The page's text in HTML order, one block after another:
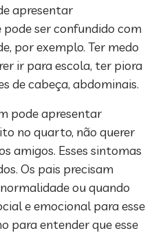
apresentar
ser confundido com
por exemplo. Ter medo
ir para escola, ter piora
de cabeça, abdominais.
pode apresentar
no quarto, não querer
amigos. Esses sintomas
Os pais precisam
ou quando
e emocional para esse
para entender que esse